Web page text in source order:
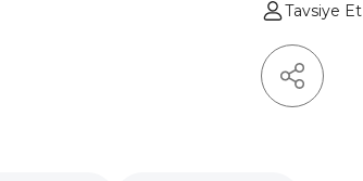
Tavsiye Et